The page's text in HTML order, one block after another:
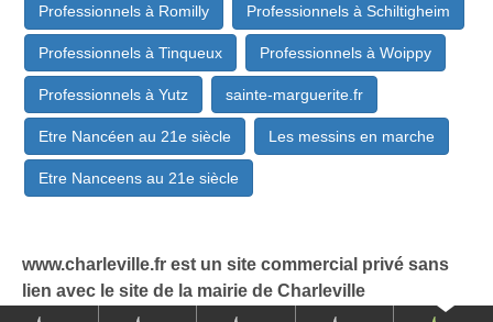
Professionnels à Romilly Professionnels à Schiltigheim
Professionnels à Tinqueux Professionnels à Woippy
Professionnels à Yutz sainte-marguerite.fr
Etre Nancéen au 21e siècle Les messins en marche
Etre Nanceens au 21e siècle
www.charleville.fr est un site commercial privé sans
lien avec le site de la mairie de Charleville